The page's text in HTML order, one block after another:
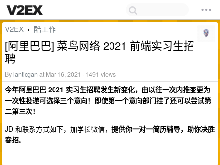
V2EX › 酷工作
[阿里巴巴] 菜鸟网络 2021 前端实习生招
聘
By lanticgan at Mar 16, 2021 · 1491 views
今年阿里巴巴 2021 实习生招聘发生新变化，由以往一次内推变更为
一次性投递可选择三个意向！即使第一个意向部门挂了还可以尝试第
二第三次！
JD 和联系方式如下，加学长微信， 提供你一对一简历辅导，助你决胜
春招。